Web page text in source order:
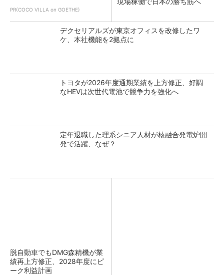
PR(COCO VILLA on GOETHE)
デクセリアルズが東京オフィスを改修したワ
ケ、本社機能を2拠点に
トヨタが2026年度通期業績を上方修正、好調
なHEVは次世代電池で競争力を強化へ
定年退職した理系シニア人材が核融合発電炉開
発で活躍、なぜ？
脱自動車でもDMG森精機が業
績再上方修正、2028年度にピ
ーク利益計画